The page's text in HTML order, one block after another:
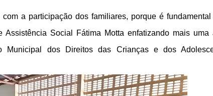
a participação dos familiares, porque é fundamental
Assistência Social Fátima Motta enfatizando mais uma
Municipal dos Direitos das Crianças e dos